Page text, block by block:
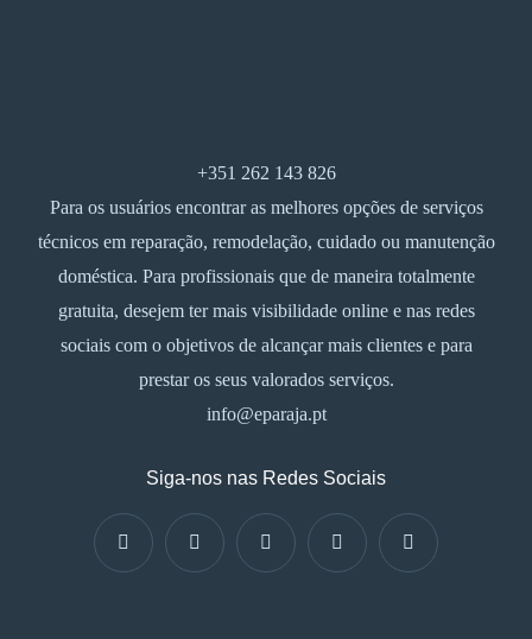
+351 262 143 826
Para os usuários encontrar as melhores opções de serviços
técnicos em reparação, remodelação, cuidado ou manutenção
doméstica. Para profissionais que de maneira totalmente
gratuita, desejem ter mais visibilidade online e nas redes
sociais com o objetivos de alcançar mais clientes e para
prestar os seus valorados serviços.
info@eparaja.pt
Siga-nos nas Redes Sociais